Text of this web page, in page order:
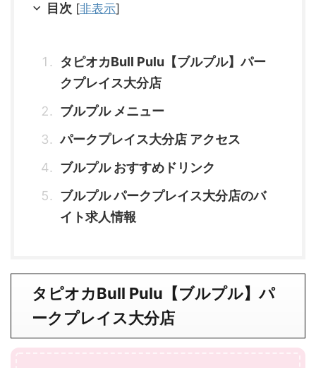
目次 [非表示]
タピオカBull Pulu【ブルプル】パー
クプレイス大分店
ブルプル メニュー
パークプレイス大分店 アクセス
ブルプル おすすめドリンク
ブルプル パークプレイス大分店のバ
イト求人情報
タピオカBull Pulu【ブルプル】パ
ークプレイス大分店